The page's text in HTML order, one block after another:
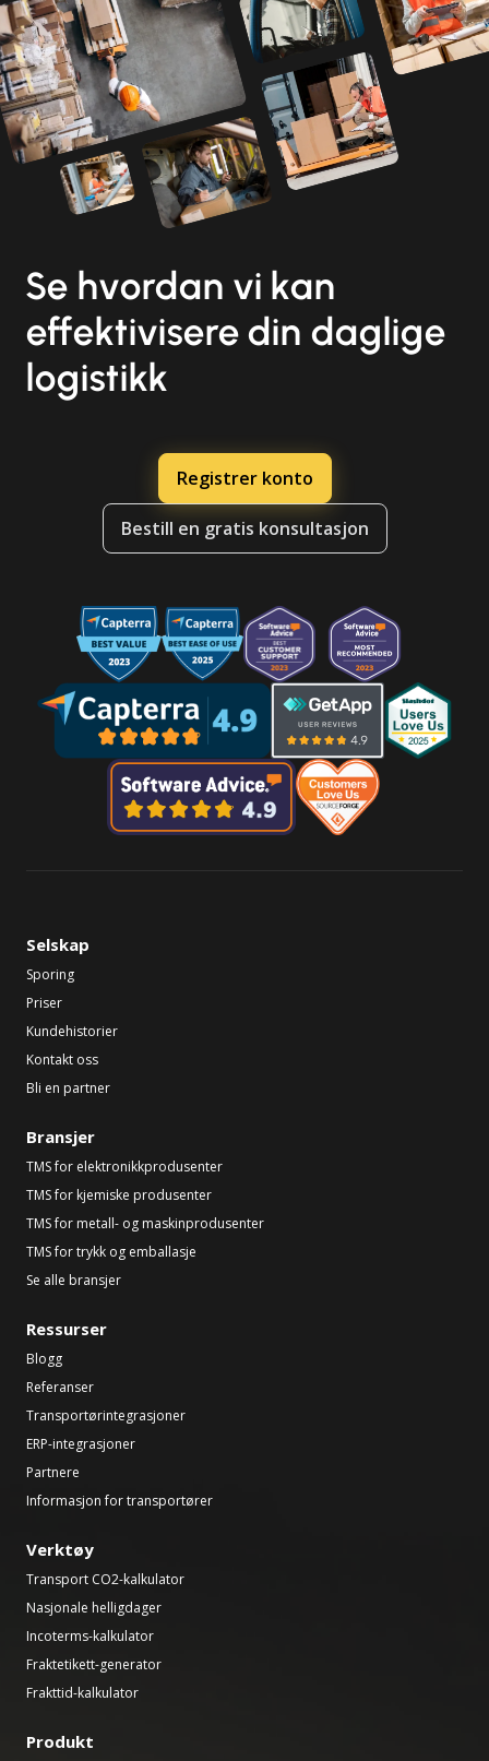
Se hvordan vi kan
effektivisere din daglige
logistikk
Registrer konto
Bestill en gratis konsultasjon
Selskap
Sporing
Priser
Kundehistorier
Kontakt oss
Bli en partner
Bransjer
TMS for elektronikkprodusenter
TMS for kjemiske produsenter
TMS for metall- og maskinprodusenter
TMS for trykk og emballasje
Se alle bransjer
Ressurser
Blogg
Referanser
Transportørintegrasjoner
ERP-integrasjoner
Partnere
Informasjon for transportører
Verktøy
Transport CO2-kalkulator
Nasjonale helligdager
Incoterms-kalkulator
Fraktetikett-generator
Frakttid-kalkulator
Produkt